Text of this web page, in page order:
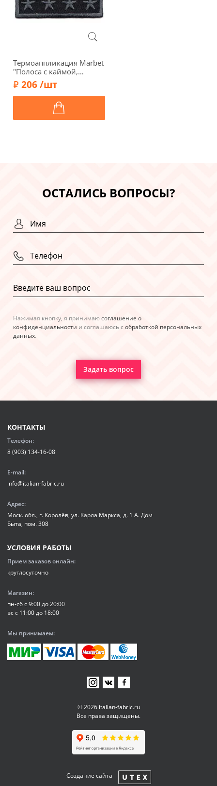
Термоаппликация Marbet
"Полоса с каймой,
звёзды темно-серые", 6 х
1,8 см, 569842.C
206 /шт
ОСТАЛИСЬ ВОПРОСЫ?
Нажимая кнопку, я принимаюсоглашение о
конфиденциальности и соглашаюсь с обработкой персональных
данных.
Задать вопрос
© 2026 italian-fabric.ru
Все права защищены.
Создание сайта
КОНТАКТЫ
Телефон:
8 (903) 134-16-08
E-mail:
info@italian-fabric.ru
Адрес:
Моск. обл., г. Королёв, ул. Карла Маркса, д. 1 А. Дом
Быта, пом. 308
УСЛОВИЯ РАБОТЫ
Прием заказов онлайн:
круглосуточно
Магазин:
пн-сб с 9:00 до 20:00
вс с 11:00 до 18:00
Мы принимаем: